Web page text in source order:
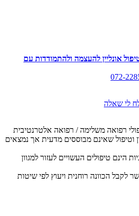
אונליין להעצמה ולהתמודדות עם
072-
לי שאלה
רפואה משלימה / רפואה אלטרנטיבית
וטיפול שאינם מבוססים מדעית אך נמצאים
הינם טיפולים העשויים לעזור למגוון
לקבל הכוונה רוחנית ויעוץ לפי שיטות